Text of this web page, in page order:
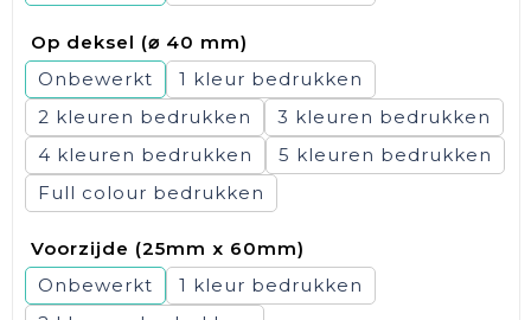
Op deksel (⌀ 40 mm)
Onbewerkt
1
2
3
4
5
Full colour
Voorzijde (25mm x 60mm)
Onbewerkt
1